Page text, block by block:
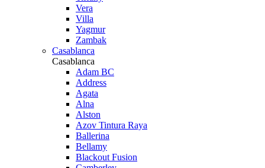
Vera
Villa
Yagmur
Zambak
Casablanca
Casablanca
Adam BC
Address
Agata
Alna
Alston
Azov Tintura Raya
Ballerina
Bellamy
Blackout Fusion